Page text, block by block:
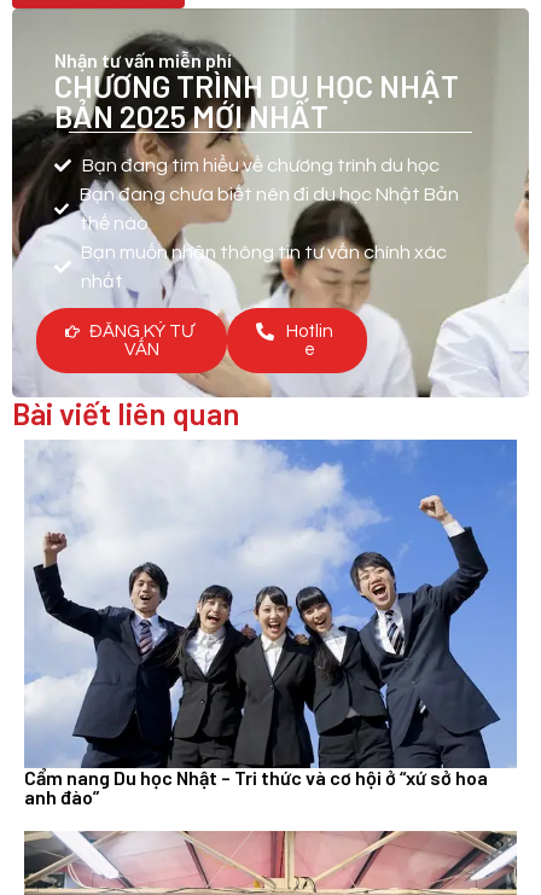
Nhận tư vấn miễn phí
CHƯƠNG TRÌNH DU HỌC NHẬT
BẢN 2025 MỚI NHẤT
Bạn đang tìm hiểu về chương trình du học
Bạn đang chưa biết nên đi du học Nhật Bản
thế nào
Bạn muốn nhận thông tin tư vấn chính xác
nhất
ĐĂNG KÝ TƯ
VẤN
Hotlin
e
Bài viết liên quan
Cẩm nang Du học Nhật – Tri thức và cơ hội ở “xứ sở hoa
anh đào”